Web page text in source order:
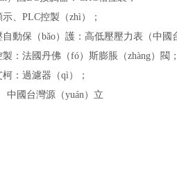
、PLC控製（zhì）；
自動保（bǎo）護：高低壓壓力表（中國
：法國丹佛（fó）斯膨脹（zhàng）閥；
：過濾器（qì）；
中國台灣源（yuán）立